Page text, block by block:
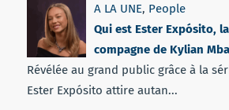
A LA UNE, People
Qui est Ester Expósito, la
compagne de Kylian
Révélée au grand public grâce à la
Ester Expósito attire autan...